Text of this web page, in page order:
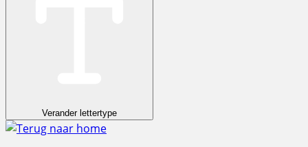
Verander lettertype